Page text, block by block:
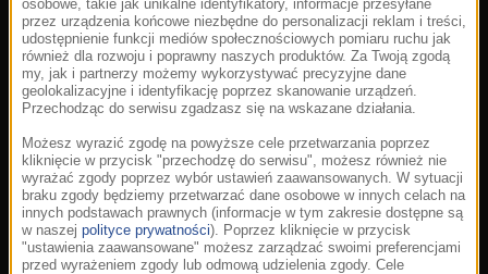
osobowe, takie jak unikalne identyfikatory, informacje przesyłane
przez urządzenia końcowe niezbędne do personalizacji reklam i treści,
udostępnienie funkcji mediów społecznościowych pomiaru ruchu jak
również dla rozwoju i poprawny naszych produktów. Za Twoją zgodą
my, jak i partnerzy możemy wykorzystywać precyzyjne dane
geolokalizacyjne i identyfikację poprzez skanowanie urządzeń.
Przechodząc do serwisu zgadzasz się na wskazane działania.
Możesz wyrazić zgodę na powyższe cele przetwarzania poprzez
kliknięcie w przycisk "przechodzę do serwisu", możesz również nie
wyrażać zgody poprzez wybór ustawień zaawansowanych. W sytuacji
braku zgody będziemy przetwarzać dane osobowe w innych celach na
innych podstawach prawnych (informacje w tym zakresie dostępne są
w naszej polityce prywatności). Poprzez kliknięcie w przycisk
"ustawienia zaawansowane" możesz zarządzać swoimi preferencjami
przed wyrażeniem zgody lub odmową udzielenia zgody. Cele